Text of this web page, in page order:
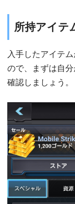
所持アイテ
入手したアイテ
ので、まずは自
確認しましょう。